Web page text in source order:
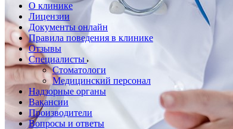
О клинике
Лицензии
Документы онлайн
Правила поведения в клинике
Отзывы
Специалисты
Стоматологи
Медицинский персонал
Надзорные органы
Вакансии
Производители
Вопросы и ответы